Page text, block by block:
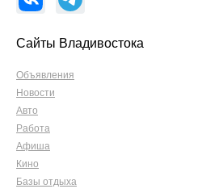
Сайты Владивостока
Объявления
Новости
Авто
Работа
Афиша
Кино
Базы отдыха